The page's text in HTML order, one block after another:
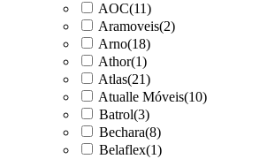
AOC(11)
Aramoveis(2)
Arno(18)
Athor(1)
Atlas(21)
Atualle Móveis(10)
Batrol(3)
Bechara(8)
Belaflex(1)